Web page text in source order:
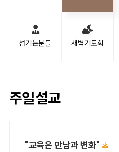
섬기는분들 새벽기도회
주일설교
"교육은 만남과 변화"